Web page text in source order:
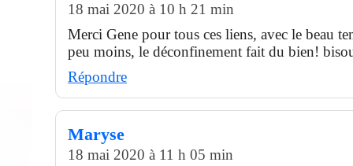
18 mai 2020 à 10 h 21 min
Merci Gene pour tous ces liens, avec le beau
peu moins, le déconfinement fait du bien!
Répondre
Maryse
18 mai 2020 à 11 h 05 min